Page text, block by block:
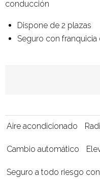
conducción
Dispone de 2 plazas
Seguro con
Aire acondicionado
Cambio automático
Seguro a todo riesgo